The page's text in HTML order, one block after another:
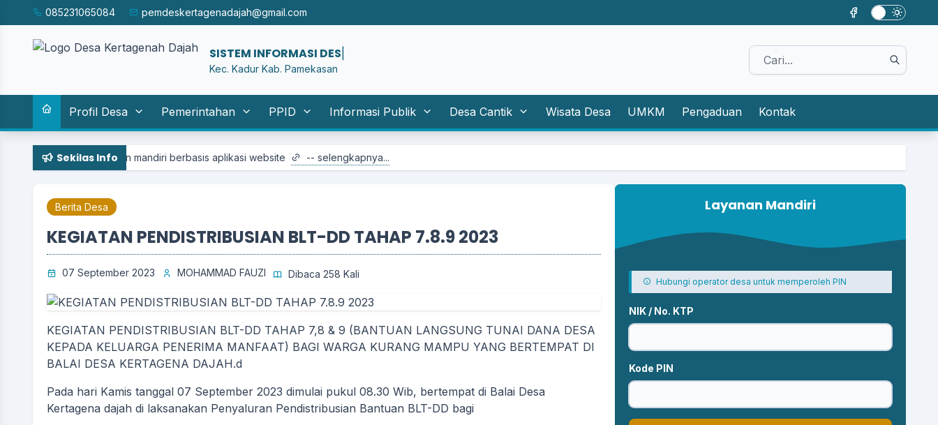
085231065084 pemdeskertagenadajah@gmail.com
SISTEM INFORMASI DESA KERTAG
Kec. Kadur Kab. Pamekasan
Profil Desa Pemerintahan PPID Informasi Publik Desa Cantik Wisata Desa UMKM Pengaduan Kontak
Sekilas Info
layanan mandiri berbasis aplikasi website -- selengkapnya...
Berita Desa
KEGIATAN PENDISTRIBUSIAN BLT-DD TAHAP 7.8.9 2023
07 September 2023 MOHAMMAD FAUZI Dibaca 258 Kali
KEGIATAN PENDISTRIBUSIAN BLT-DD TAHAP 7,8 & 9 (BANTUAN LANGSUNG TUNAI DANA DESA
KEPADA KELUARGA PENERIMA MANFAAT) BAGI WARGA KURANG MAMPU YANG BERTEMPAT DI
BALAI DESA KERTAGENA DAJAH.d
Pada hari Kamis tanggal 07 September 2023 dimulai pukul 08.30 Wib, bertempat di Balai Desa
Kertagena dajah di laksanakan Penyaluran Pendistribusian Bantuan BLT-DD bagi
Layanan Mandiri
Hubungi operator desa untuk memperoleh PIN
NIK / No. KTP
Kode PIN